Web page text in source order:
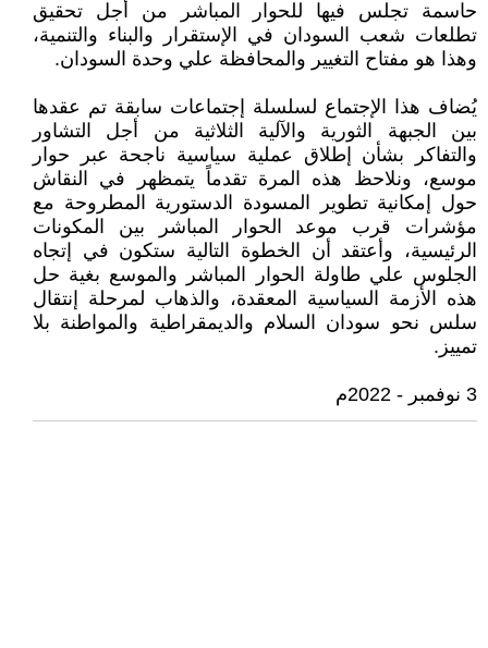
حاسمة تجلس فيها للحوار المباشر من أجل تحقيق
تطلعات شعب السودان في الإستقرار والبناء والتنمية،
وهذا هو مفتاح التغيير والمحافظة علي وحدة السودان.
يُضاف هذا الإجتماع لسلسلة إجتماعات سابقة تم عقدها
بين الجبهة الثورية والآلية الثلاثية من أجل التشاور
والتفاكر بشأن إطلاق عملية سياسية ناجحة عبر حوار
موسع، ونلاحظ هذه المرة تقدماً يتمظهر في النقاش
حول إمكانية تطوير المسودة الدستورية المطروحة مع
مؤشرات قرب موعد الحوار المباشر بين المكونات
الرئيسية، وأعتقد أن الخطوة التالية ستكون في إتجاه
الجلوس علي طاولة الحوار المباشر والموسع بغية حل
هذه الأزمة السياسية المعقدة، والذهاب لمرحلة إنتقال
سلس نحو سودان السلام والديمقراطية والمواطنة بلا
تمييز.
3 نوفمبر - 2022م